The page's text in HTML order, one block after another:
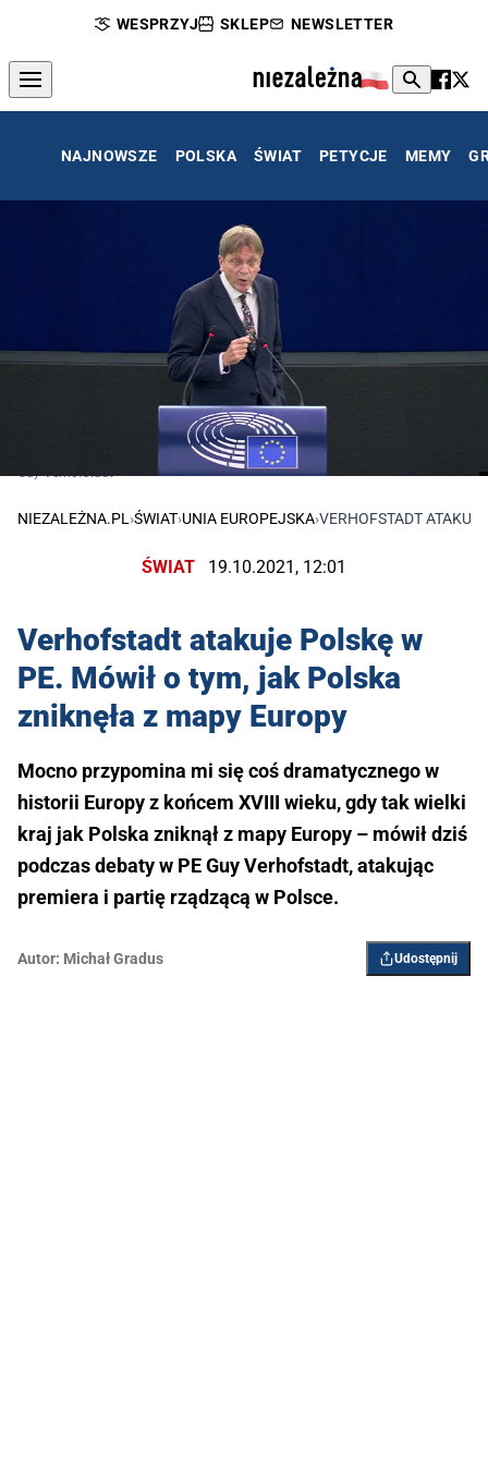
WESPRZYJ SKLEP NEWSLETTER
NAJNOWSZE POLSKA ŚWIAT PETYCJE MEMY
Guy Verhofstadt
NIEZALEŻNA.PL ›ŚWIAT›UNIA EUROPEJSKA›VERHOFSTADT
ŚWIAT 19.10.2021, 12:01
Verhofstadt atakuje Polskę w
PE. Mówił o tym, jak Polska
zniknęła z mapy Europy
Mocno przypomina mi się coś dramatycznego w
historii Europy z końcem XVIII wieku, gdy tak wielki
kraj jak Polska zniknął z mapy Europy – mówił dziś
podczas debaty w PE Guy Verhofstadt, atakując
premiera i partię rządzącą w Polsce.
Autor: Michał Gradus Udostępnij